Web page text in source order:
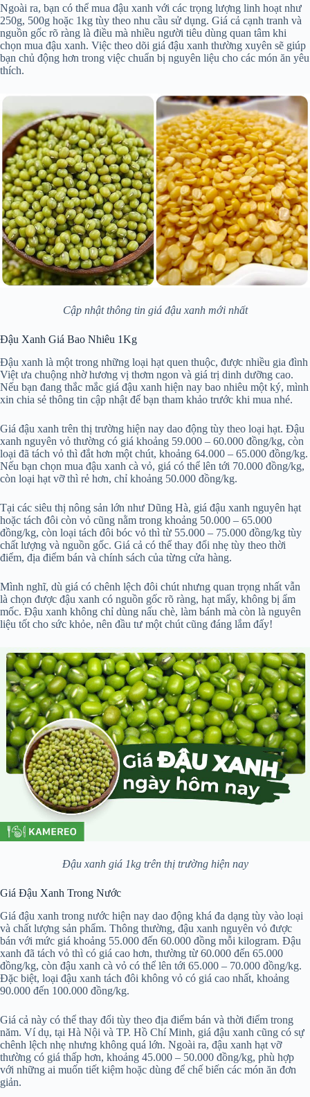
Ngoài ra, bạn có thể mua đậu xanh với các trọng lượng linh hoạt như
250g, 500g hoặc 1kg tùy theo nhu cầu sử dụng. Giá cả cạnh tranh và
nguồn gốc rõ ràng là điều mà nhiều người tiêu dùng quan tâm khi
chọn mua đậu xanh. Việc theo dõi giá đậu xanh thường xuyên sẽ giúp
bạn chủ động hơn trong việc chuẩn bị nguyên liệu cho các món ăn yêu
thích.
Cập nhật thông tin giá đậu xanh mới nhất
Đậu Xanh Giá Bao Nhiêu 1Kg
Đậu xanh là một trong những loại hạt quen thuộc, được nhiều gia đình
Việt ưa chuộng nhờ hương vị thơm ngon và giá trị dinh dưỡng cao.
Nếu bạn đang thắc mắc giá đậu xanh hiện nay bao nhiêu một ký, mình
xin chia sẻ thông tin cập nhật để bạn tham khảo trước khi mua nhé.
Giá đậu xanh trên thị trường hiện nay dao động tùy theo loại hạt. Đậu
xanh nguyên vỏ thường có giá khoảng 59.000 – 60.000 đồng/kg, còn
loại đã tách vỏ thì đắt hơn một chút, khoảng 64.000 – 65.000 đồng/kg.
Nếu bạn chọn mua đậu xanh cà vỏ, giá có thể lên tới 70.000 đồng/kg,
còn loại hạt vỡ thì rẻ hơn, chỉ khoảng 50.000 đồng/kg.
Tại các siêu thị nông sản lớn như Dũng Hà, giá đậu xanh nguyên hạt
hoặc tách đôi còn vỏ cũng nằm trong khoảng 50.000 – 65.000
đồng/kg, còn loại tách đôi bóc vỏ thì từ 55.000 – 75.000 đồng/kg tùy
chất lượng và nguồn gốc. Giá cả có thể thay đổi nhẹ tùy theo thời
điểm, địa điểm bán và chính sách của từng cửa hàng.
Mình nghĩ, dù giá có chênh lệch đôi chút nhưng quan trọng nhất vẫn
là chọn được đậu xanh có nguồn gốc rõ ràng, hạt mẩy, không bị ẩm
mốc. Đậu xanh không chỉ dùng nấu chè, làm bánh mà còn là nguyên
liệu tốt cho sức khỏe, nên đầu tư một chút cũng đáng lắm đấy!
Đậu xanh giá 1kg trên thị trường hiện nay
Giá Đậu Xanh Trong Nước
Giá đậu xanh trong nước hiện nay dao động khá đa dạng tùy vào loại
và chất lượng sản phẩm. Thông thường, đậu xanh nguyên vỏ được
bán với mức giá khoảng 55.000 đến 60.000 đồng mỗi kilogram. Đậu
xanh đã tách vỏ thì có giá cao hơn, thường từ 60.000 đến 65.000
đồng/kg, còn đậu xanh cà vỏ có thể lên tới 65.000 – 70.000 đồng/kg.
Đặc biệt, loại đậu xanh tách đôi không vỏ có giá cao nhất, khoảng
90.000 đến 100.000 đồng/kg.
Giá cả này có thể thay đổi tùy theo địa điểm bán và thời điểm trong
năm. Ví dụ, tại Hà Nội và TP. Hồ Chí Minh, giá đậu xanh cũng có sự
chênh lệch nhẹ nhưng không quá lớn. Ngoài ra, đậu xanh hạt vỡ
thường có giá thấp hơn, khoảng 45.000 – 50.000 đồng/kg, phù hợp
với những ai muốn tiết kiệm hoặc dùng để chế biến các món ăn đơn
giản.